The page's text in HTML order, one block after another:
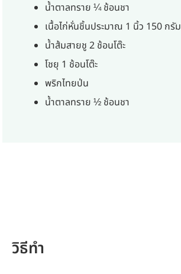
น้ำตาลทราย ¼ ช้อนชา
เนื้อไก่หั่นชิ้นประมาณ 1 นิ้ว 150 กรัม
น้ำส้มสายชู 2 ช้อนโต๊ะ
โชยุ 1 ช้อนโต๊ะ
พริกไทยป่น
น้ำตาลทราย ½ ช้อนชา
วิธีทำ